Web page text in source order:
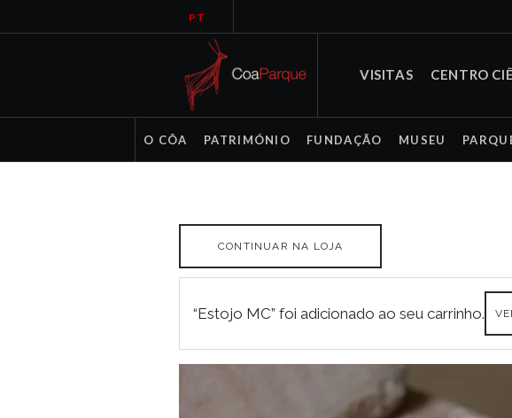
PT
VISITAS CENTRO
O CÔA PATRIMÓNIO FUNDAÇÃO MUSEU
CONTINUAR NA LOJA
“Estojo MC” foi adicionado ao seu carrinho.